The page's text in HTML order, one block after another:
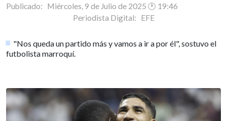
Publicado: Miércoles, 9 de Julio de 2025 🕐 19:46
Periodista Digital: EFE
"Nos queda un partido más y vamos a ir a por él", sostuvo el
futbolista marroquí.